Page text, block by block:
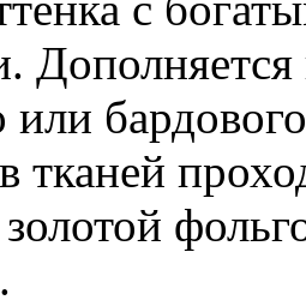
или
тканей